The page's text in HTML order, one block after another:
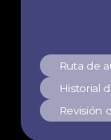
Ruta de
Historial
Revisión